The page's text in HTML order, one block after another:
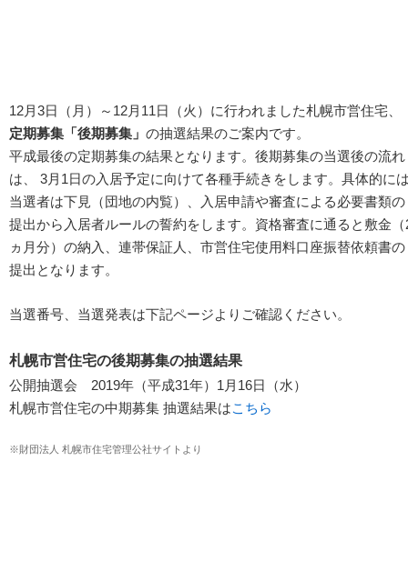
12月3日（月）～12月11日（火）に行われました札幌市営住宅、
定期募集「後期募集」 の抽選結果のご案内です。
平成最後の定期募集の結果となります。後期募集の当選後の流れ
は、 3月1日の入居予定に向けて各種手続きをします。具体的に
当選者は下見（団地の内覧）、入居申請や審査による必要書類の
提出から入居者ルールの誓約をします。資格審査に通ると敷金（
ヵ月分）の納入、連帯保証人、市営住宅使用料口座振替依頼書の
提出となります。
当選番号、当選発表は下記ページよりご確認ください。
札幌市営住宅の後期募集の抽選結果
公開抽選会 2019年（平成31年）1月16日（水）
札幌市営住宅の中期募集 抽選結果はこちら
※財団法人 札幌市住宅管理公社サイトより